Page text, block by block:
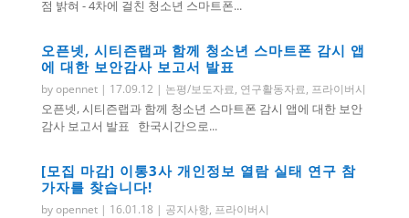
점 밝혀 - 4차에 걸친 청소년 스마트폰...
오픈넷, 시티즌랩과 함께 청소년 스마트폰 감시 앱
에 대한 보안감사 보고서 발표
byopennet| 17.09.12 | 논평/보도자료, 연구활동자료, 프라이버시
오픈넷, 시티즌랩과 함께 청소년 스마트폰 감시 앱에 대한 보안
감사 보고서 발표 한국시간으로...
[모집 마감] 이통3사 개인정보 열람 실태 연구 참
가자를 찾습니다!
byopennet| 16.01.18 | 공지사항, 프라이버시